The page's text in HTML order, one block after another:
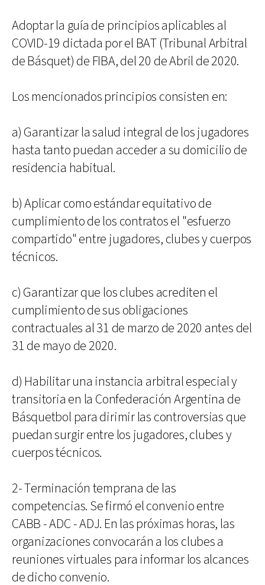
Adoptar la guía de principios aplicables al
COVID-19 dictada por el BAT (Tribunal Arbitral
de Básquet) de FIBA, del 20 de Abril de 2020.
Los mencionados principios consisten en:
a) Garantizar la salud integral de los jugadores
hasta tanto puedan acceder a su domicilio de
residencia habitual.
b) Aplicar como estándar equitativo de
cumplimiento de los contratos el "esfuerzo
compartido" entre jugadores, clubes y cuerpos
técnicos.
c) Garantizar que los clubes acrediten el
cumplimiento de sus obligaciones
contractuales al 31 de marzo de 2020 antes del
31 de mayo de 2020.
d) Habilitar una instancia arbitral especial y
transitoria en la Confederación Argentina de
Básquetbol para dirimir las controversias que
puedan surgir entre los jugadores, clubes y
cuerpos técnicos.
2- Terminación temprana de las
competencias. Se firmó el convenio entre
CABB - ADC - ADJ. En las próximas horas, las
organizaciones convocarán a los clubes a
reuniones virtuales para informar los alcances
de dicho convenio.